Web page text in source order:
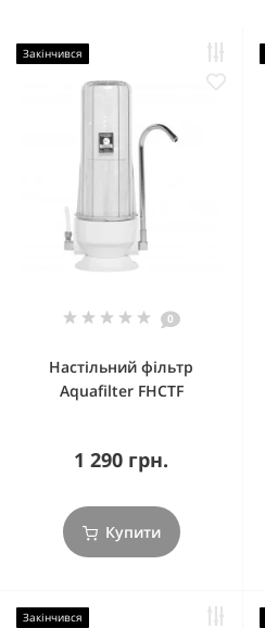
Закінчився
0
Настільний фільтр
Aquafilter FHCTF
1 290 грн.
Купити
Закінчився